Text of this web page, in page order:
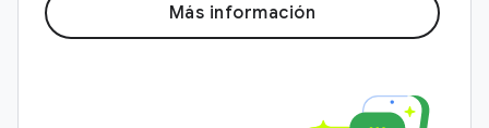
Más información